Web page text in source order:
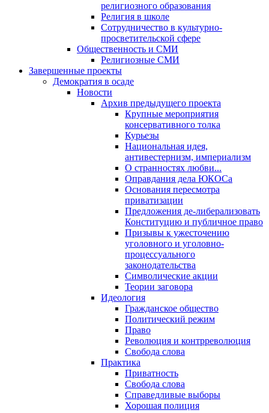
религиозного образования
Религия в школе
Сотрудничество в культурно-
просветительской сфере
Общественность и СМИ
Религиозные СМИ
Завершенные проекты
Демократия в осаде
Новости
Архив предыдущего проекта
Крупные мероприятия
консервативного толка
Курьезы
Национальная идея,
антивестернизм, империализм
О странностях любви...
Оправдания дела ЮКОСа
Основания пересмотра
приватизации
Предложения де-либерализовать
Конституцию и публичное право
Призывы к ужесточению
уголовного и уголовно-
процессуального
законодательства
Символические акции
Теории заговора
Идеология
Гражданское общество
Политический режим
Право
Революция и контрреволюция
Свобода слова
Практика
Приватность
Свобода слова
Справедливые выборы
Хорошая полиция